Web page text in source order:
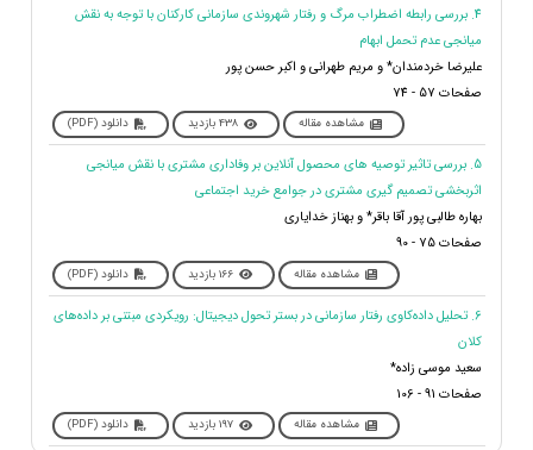
4. بررسی رابطه اضطراب مرگ و رفتار شهروندی سازمانی کارکنان با توجه به نقش
میانجی عدم تحمل ابهام
علیرضا خردمندان* و مریم طهرانی و اکبر حسن پور
صفحات 57 - 74
مشاهده مقاله 438 بازدید دانلود (PDF)
5. بررسی تاثیر توصیه های محصول آنلاین بر وفاداری مشتری با نقش میانجی
اثربخشی تصمیم گیری مشتری در جوامع خرید اجتماعی
بهاره طالبی پور آقا باقر* و بهناز خدایاری
صفحات 75 - 90
مشاهده مقاله 166 بازدید دانلود (PDF)
6. تحلیل داده‌کاوی رفتار سازمانی در بستر تحول دیجیتال: رویکردی مبتنی بر داده‌های
کلان
سعید موسی زاده*
صفحات 91 - 106
مشاهده مقاله 197 بازدید دانلود (PDF)